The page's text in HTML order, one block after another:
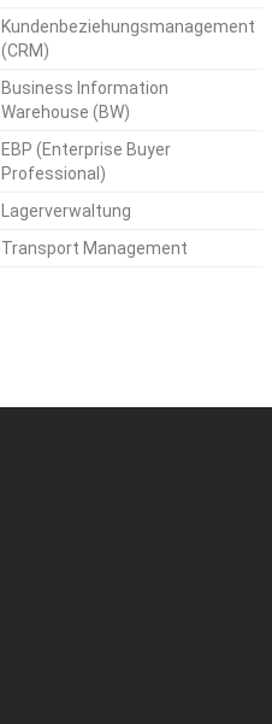
Kundenbeziehungsmanagement
(CRM)
Business Information
Warehouse (BW)
EBP (Enterprise Buyer
Professional)
Lagerverwaltung
Transport Management